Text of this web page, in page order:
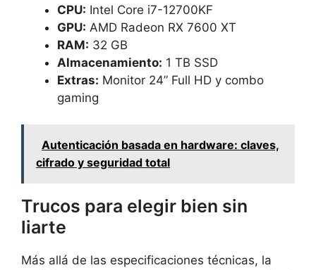
CPU: Intel Core i7-12700KF
GPU: AMD Radeon RX 7600 XT
RAM: 32 GB
Almacenamiento: 1 TB SSD
Extras: Monitor 24” Full HD y combo
gaming
Autenticación basada en hardware: claves,
cifrado y seguridad total
Trucos para elegir bien sin
liarte
Más allá de las especificaciones técnicas, la